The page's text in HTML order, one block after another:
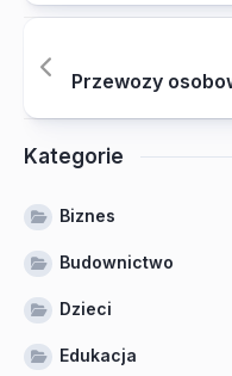
Przewozy
Kategorie
Biznes
Budownictwo
Dzieci
Edukacja